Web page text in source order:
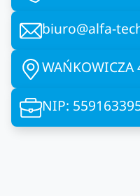
biuro@alfa-
NIP: